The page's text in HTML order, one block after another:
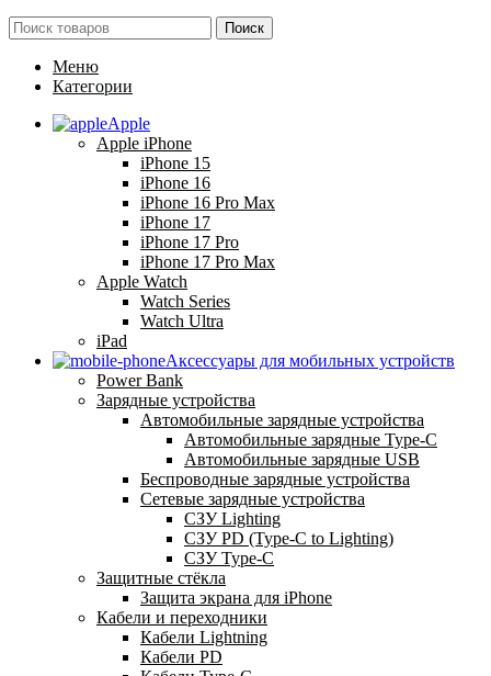
Поиск
Меню
Категории
Apple
Apple iPhone
iPhone 15
iPhone 16
iPhone 16 Pro Max
iPhone 17
iPhone 17 Pro
iPhone 17 Pro Max
Apple Watch
Watch Series
Watch Ultra
iPad
Аксессуары для мобильных устройств
Power Bank
Зарядные устройства
Автомобильные зарядные устройства
Автомобильные зарядные Type-C
Автомобильные зарядные USB
Беспроводные зарядные устройства
Сетевые зарядные устройства
СЗУ Lighting
СЗУ PD (Type-C to Lighting)
СЗУ Type-C
Защитные стёкла
Защита экрана для iPhone
Кабели и переходники
Кабели Lightning
Кабели PD